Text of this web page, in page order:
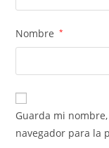
Nombre *
Guarda mi
navegador para la